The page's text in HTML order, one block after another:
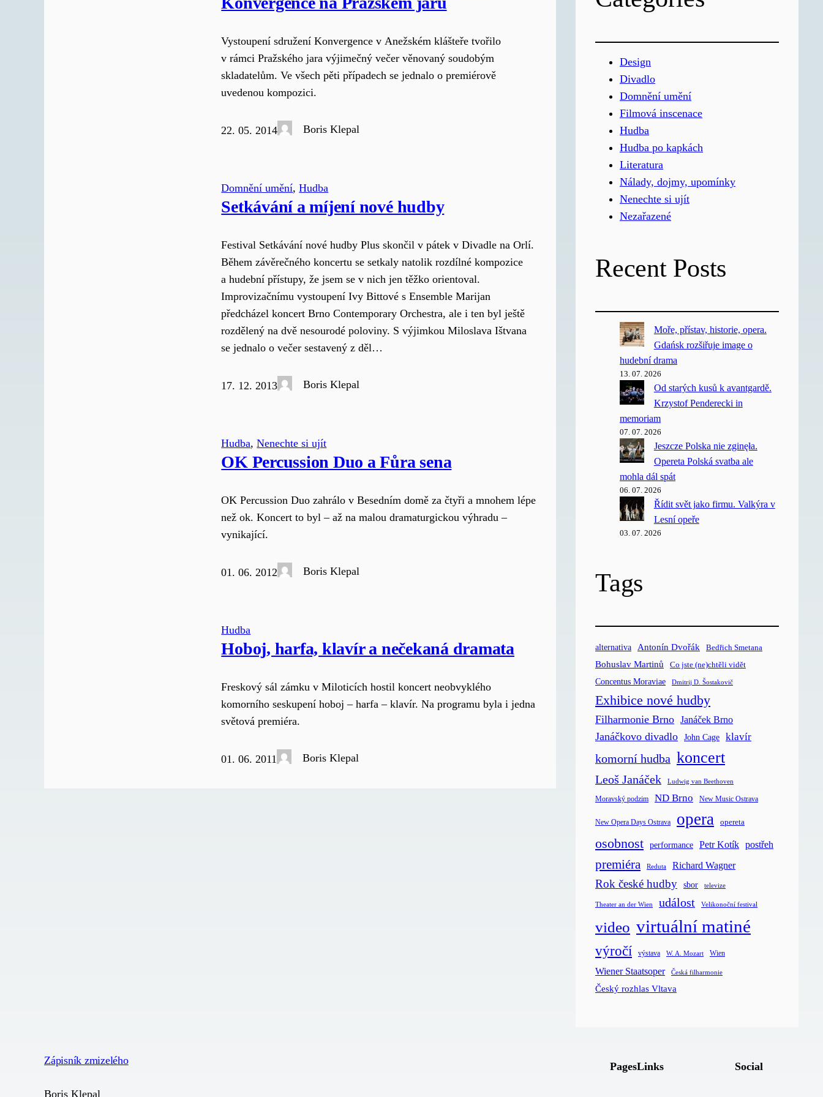
Vystoupení sdružení Konvergence v Anežském klášteře tvořilo
v rámci Pražského jara výjimečný večer věnovaný soudobým
skladatelům. Ve všech pěti případech se jednalo o premiérově
uvedenou kompozici.
22. 05. 2014 Boris Klepal
Domnění umění, Hudba
Setkávání a míjení nové hudby
Festival Setkávání nové hudby Plus skončil v pátek v Divadle na Orlí.
Během závěrečného koncertu se setkaly natolik rozdílné kompozice
a hudební přístupy, že jsem se v nich jen těžko orientoval.
Improvizačnímu vystoupení Ivy Bittové s Ensemble Marijan
předcházel koncert Brno Contemporary Orchestra, ale i ten byl ještě
rozdělený na dvě nesourodé poloviny. S výjimkou Miloslava Ištvana
se jednalo o večer sestavený z děl…
17. 12. 2013 Boris Klepal
Hudba, Nenechte si ujít
OK Percussion Duo a Fůra sena
OK Percussion Duo zahrálo v Besedním domě za čtyři a mnohem lépe
než ok. Koncert to byl – až na malou dramaturgickou výhradu –
vynikající.
01. 06. 2012 Boris Klepal
Hudba
Hoboj, harfa, klavír a nečekaná dramata
Freskový sál zámku v Miloticích hostil koncert neobvyklého
komorního seskupení hoboj – harfa – klavír. Na programu byla i jedna
světová premiéra.
01. 06. 2011 Boris Klepal
Design
Divadlo
Domnění umění
Filmová inscenace
Hudba
Hudba po kapkách
Literatura
Nálady, dojmy, upomínky
Nenechte si ujít
Nezařazené
Recent Posts
Moře, přístav, historie, opera.
Gdańsk rozšiřuje image o
hudební drama
13. 07. 2026
Od starých kusů k avantgardě.
Krzystof Penderecki in
memoriam
07. 07. 2026
Jeszcze Polska nie zginęła.
Opereta Polská svatba ale
mohla dál spát
06. 07. 2026
Řídit svět jako firmu. Valkýra v
Lesní opeře
03. 07. 2026
Tags
alternativa Antonín Dvořák Bedřich Smetana
Bohuslav Martinů Co jste (ne)chtěli vidět
Concentus Moraviae Dmitrij D. Šostakovič
Exhibice nové hudby
Filharmonie Brno Janáček Brno
Janáčkovo divadlo John Cage klavír
komorní hudba koncert
Leoš Janáček Ludwig van Beethoven
Moravský podzim ND Brno New Music Ostrava
New Opera Days Ostrava opera opereta
osobnost performance Petr Kotík postřeh
premiéra Reduta Richard Wagner
Rok české hudby sbor televize
Theater an der Wien událost Velikonoční festival
video virtuální matiné
výročí výstava W. A. Mozart Wien
Wiener Staatsoper Česká filharmonie
Český rozhlas Vltava
Zápisník zmizelého
Boris Klepal
PagesLinks Social